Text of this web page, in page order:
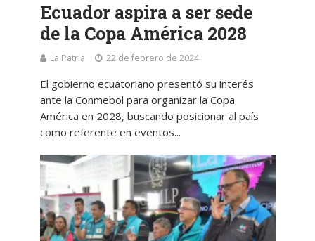
Ecuador aspira a ser sede
de la Copa América 2028
La Patria 22 de febrero de 2024
El gobierno ecuatoriano presentó su interés
ante la Conmebol para organizar la Copa
América en 2028, buscando posicionar al país
como referente en eventos...